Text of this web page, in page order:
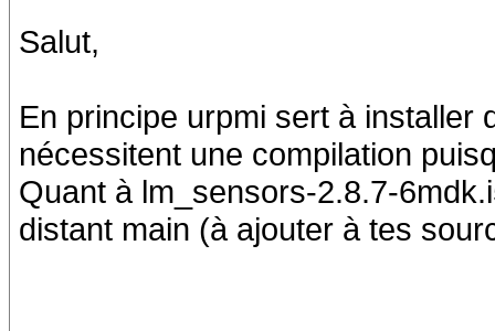
Salut,
En principe urpmi sert à installer
nécessitent une compilation
Quant à lm_sensors-2.8.7-
distant main (à ajouter à tes